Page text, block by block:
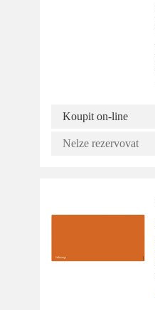
Koupit on-line
Nelze rezervovat